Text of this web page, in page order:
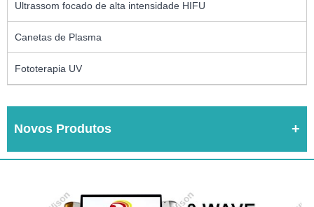
Ultrassom focado de alta intensidade HIFU
Canetas de Plasma
Fototerapia UV
Novos Produtos